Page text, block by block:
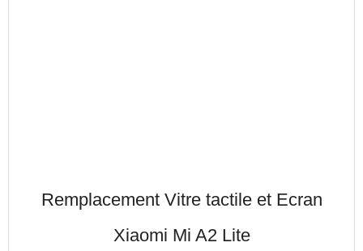
Remplacement Vitre tactile et Ecran
Xiaomi Mi A2 Lite